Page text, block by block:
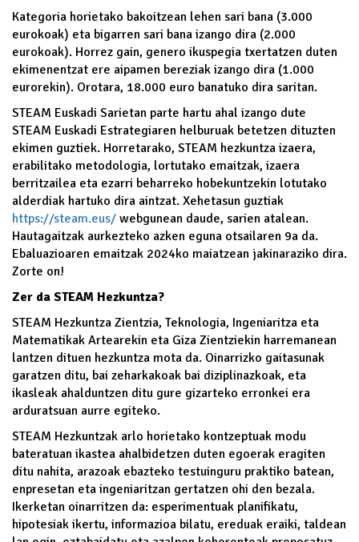
Kategoria horietako bakoitzean lehen sari bana (3.000
eurokoak) eta bigarren sari bana izango dira (2.000
eurokoak). Horrez gain, genero ikuspegia txertatzen duten
ekimenentzat ere aipamen bereziak izango dira (1.000
eurorekin). Orotara, 18.000 euro banatuko dira saritan.
STEAM Euskadi Sarietan parte hartu ahal izango dute
STEAM Euskadi Estrategiaren helburuak betetzen dituzten
ekimen guztiek. Horretarako, STEAM hezkuntza izaera,
erabilitako metodologia, lortutako emaitzak, izaera
berritzailea eta ezarri beharreko hobekuntzekin lotutako
alderdiak hartuko dira aintzat. Xehetasun guztiak
https://steam.eus/ webgunean daude, sarien atalean.
Hautagaitzak aurkezteko azken eguna otsailaren 9a da.
Ebaluazioaren emaitzak 2024ko maiatzean jakinaraziko dira.
Zorte on!
Zer da STEAM Hezkuntza?
STEAM Hezkuntza Zientzia, Teknologia, Ingeniaritza eta
Matematikak Artearekin eta Giza Zientziekin harremanean
lantzen dituen hezkuntza mota da. Oinarrizko gaitasunak
garatzen ditu, bai zeharkakoak bai diziplinazkoak, eta
ikasleak ahalduntzen ditu gure gizarteko erronkei era
arduratsuan aurre egiteko.
STEAM Hezkuntzak arlo horietako kontzeptuak modu
bateratuan ikastea ahalbidetzen duten egoerak eragiten
ditu nahita, arazoak ebazteko testuinguru praktiko batean,
enpresetan eta ingeniaritzan gertatzen ohi den bezala.
Ikerketan oinarritzen da: esperimentuak planifikatu,
hipotesiak ikertu, informazioa bilatu, ereduak eraiki, taldean